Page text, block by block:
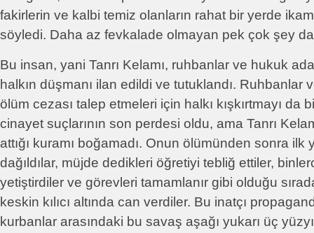
fakirlerin ve kalbi temiz olanların rahat bir yerde
söyledi. Daha az fevkalade olmayan pek çok şey
Bu insan, yani Tanrı Kelamı, ruhbanlar ve hukuk
halkın düşmanı ilan edildi ve tutuklandı. Ruhbanlar
ölüm cezası talep etmeleri için halkı kışkırtmayı da
cinayet suçlarının son perdesi oldu, ama Tanrı
attığı kuramı boğamadı. Onun ölümünden sonra ilk
dağıldılar, müjde dedikleri öğretiyi tebliğ ettiler,
yetiştirdiler ve görevleri tamamlanır gibi olduğu
keskin kılıcı altında can verdiler. Bu inatçı
kurbanlar arasındaki bu savaş aşağı yukarı üç